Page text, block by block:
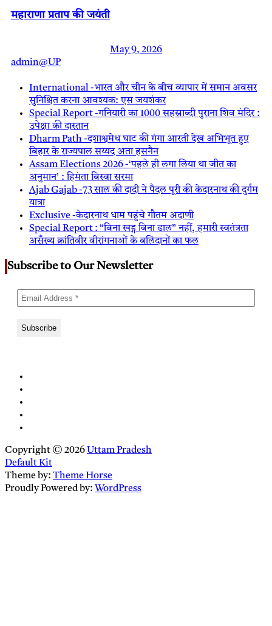
महाराणा प्रताप की जयंती
May 9, 2026
admin@UP
International -भारत और चीन के बीच व्यापार में समान अवसर
सुनिश्चित करना आवश्यक: एस जयशंकर
Special Report -गनियारी का 1000 सहस्राब्दी पुराना शिव मंदिर :
उपेक्षा की दास्तान
Dharm Path -दशाश्वमेध घाट की गंगा आरती देख अभिभूत हुए
बिहार के राज्यपाल सय्यद अता हसनैन
Assam Elections 2026 -‘पहले ही लगा लिया था जीत का
अनुमान’ : हिमंता बिस्वा सरमा
Ajab Gajab -73 साल की दादी ने पैदल पूरी की केदारनाथ की दुर्गम
यात्रा
Exclusive -केदारनाथ धाम पहुंचे गौतम अदाणी
Special Report : “बिना खड्ग बिना ढाल” नहीं, हमारी स्वतंत्रता
असँख्य क्रांतिवीर वीरांगनाओं के बलिदानों का फल
Subscribe to Our Newsletter
Copyright © 2026 Uttam Pradesh
Default Kit
Theme by: Theme Horse
Proudly Powered by: WordPress